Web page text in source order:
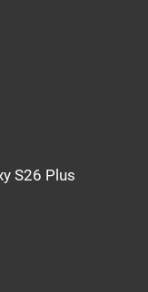
S26 Plus